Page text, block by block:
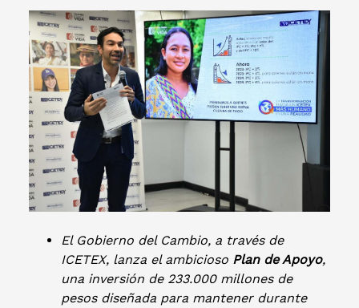
El Gobierno del Cambio, a través de
ICETEX, lanza el ambicioso Plan de Apoyo,
una inversión de 233.000 millones de
pesos diseñada para mantener durante